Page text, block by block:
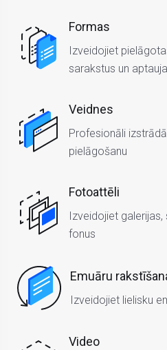
Formas
Izveidojiet
sarakstus un
Veidnes
Profesionāli
pielāgošanu
Fotoattēli
Izveidojiet
fonus
Emuāru
Izveidojiet lielisku
Video